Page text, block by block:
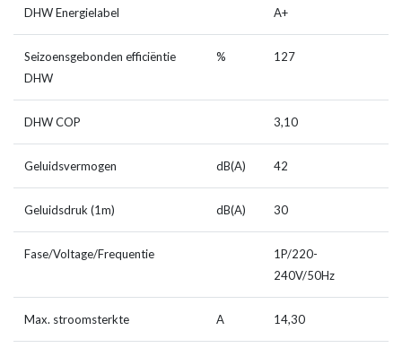
DHW Energielabel A+
Seizoensgebonden efficiëntie
DHW
% 127
DHW COP 3,10
Geluidsvermogen dB(A) 42
Geluidsdruk (1m) dB(A) 30
Fase/Voltage/Frequentie
1P/220-
240V/50Hz
Max. stroomsterkte A 14,30